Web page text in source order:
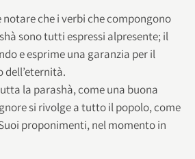
che i verbi che compongono
sono tutti espressi alpresente; il
e esprime una garanzia per il
dell’eternità.
la parashà, come una buona
si rivolge a tutto il popolo, come
proponimenti, nel momento in